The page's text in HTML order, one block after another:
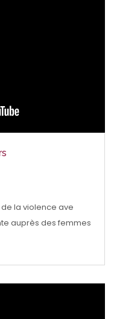
la violence ave
auprès des femmes